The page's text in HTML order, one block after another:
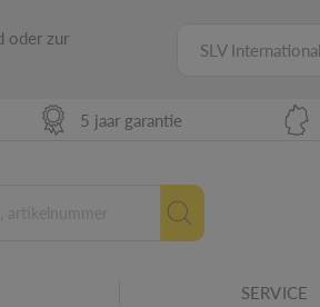
oder zur
SLV
5 jaar garantie
SERVICE
voor